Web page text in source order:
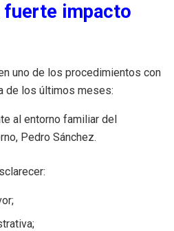
fuerte impacto
uno de los procedimientos con
de los últimos meses:
al entorno familiar del
Pedro Sánchez.